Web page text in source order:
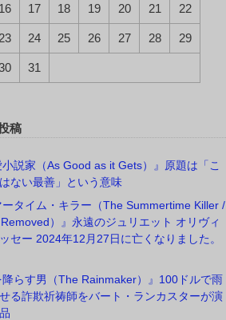
16 17 18 19 20 21 22
23 24 25 26 27 28 29
31
稿
小説家（As Good as it Gets）』原題は「こ
ない最善」という意味
ータイム・キラー（The Summertime Killer /
）』永遠のジュリエット オリヴィ
セー 2024年12月27日に亡くなりました。
降らす男（The Rainmaker）』100ドルで雨
る詐欺祈祷師をバート・ランカスターが演